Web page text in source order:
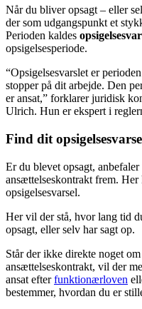
Når du bliver opsagt – eller
der som udgangspunkt et
Perioden kaldes
opsigelsesperiode.
“Opsigelsesvarslet er
stopper på dit arbejde. Den
er ansat,” forklarer juridisk
Ulrich. Hun er ekspert i
Find dit
Er du blevet opsagt,
ansættelseskontrakt frem.
opsigelsesvarsel.
Her vil der stå, hvor lang tid
opsagt, eller selv har sagt op.
Står der ikke direkte noget
ansættelseskontrakt, vil der
ansat efterfunktionærloven
bestemmer, hvordan du er